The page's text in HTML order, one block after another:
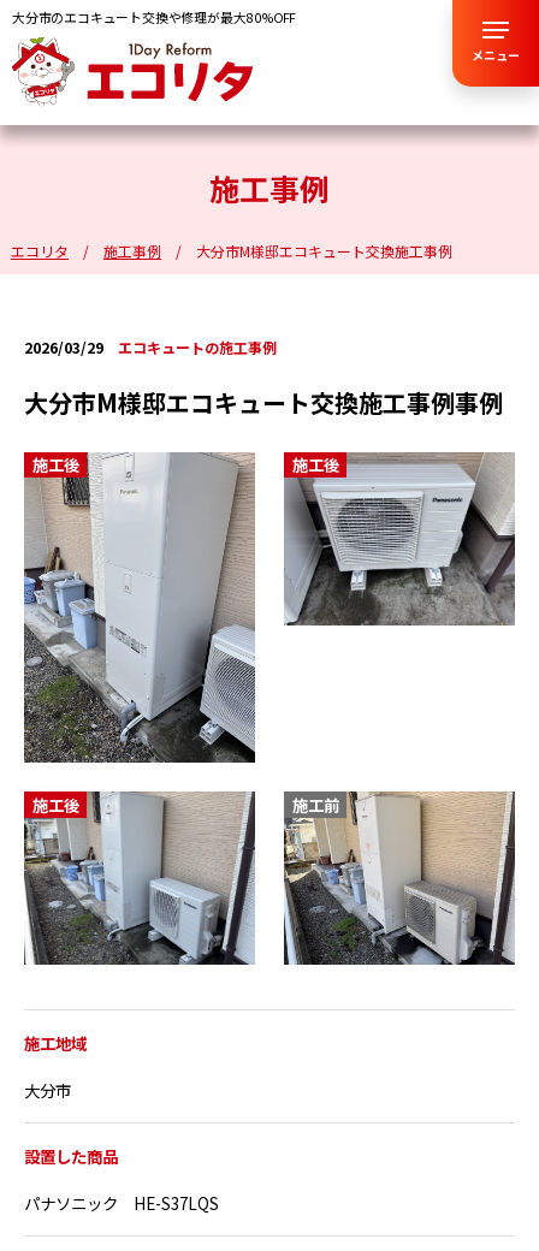
大分市のエコキュート交換や修理が最大80%OFF
メニュー
施工事例
エコリタ 施工事例 大分市M様邸エコキュート交換施工事例
2026/03/29 エコキュートの施工事例
大分市M様邸エコキュート交換施工事例事例
施工後 施工後
施工後 施工前
施工地域
大分市
設置した商品
パナソニック HE-S37LQS